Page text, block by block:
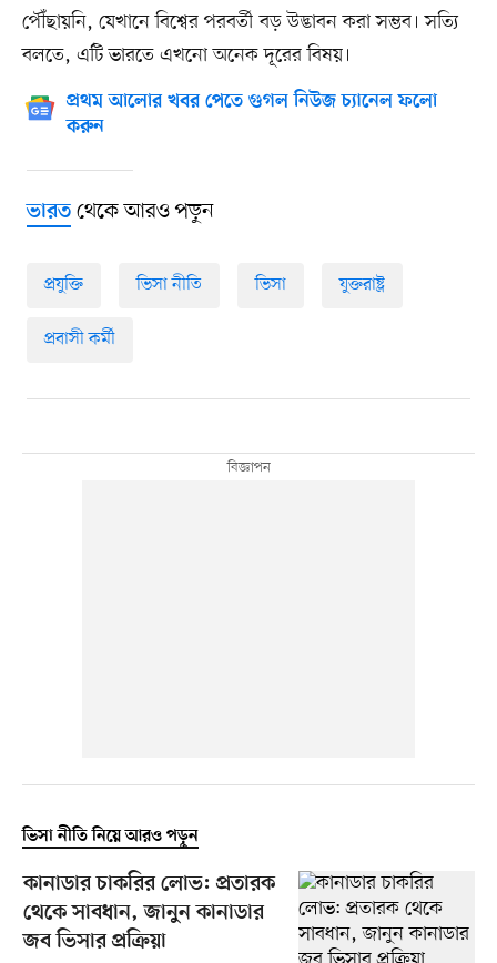
পৌঁছায়নি, যেখানে বিশ্বের পরবর্তী বড় উদ্ভাবন করা সম্ভব। সত্যি
বলতে, এটি ভারতে এখনো অনেক দূরের বিষয়।
প্রথম আলোর খবর পেতে গুগল নিউজ চ্যানেল ফলো
করুন
ভারতথেকে আরও পড়ুন
প্রযুক্তি ভিসা নীতি ভিসা যুক্তরাষ্ট্র
প্রবাসী কর্মী
ভিসা নীতি নিয়ে আরও পড়ুন
কানাডার চাকরির লোভ: প্রতারক
থেকে সাবধান, জানুন কানাডার
জব ভিসার প্রক্রিয়া